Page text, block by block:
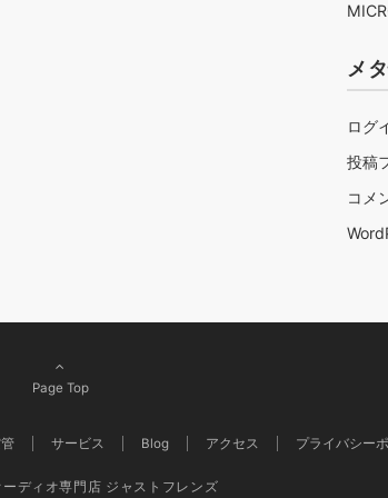
メ
ログ
投稿
コメ
Page Top
サービス Blog アクセス プライバシー
ディオ専門店 ジャストフレンズ